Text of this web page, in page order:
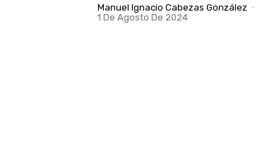
Manuel Ignacio Cabezas González -
1 De Agosto De 2024